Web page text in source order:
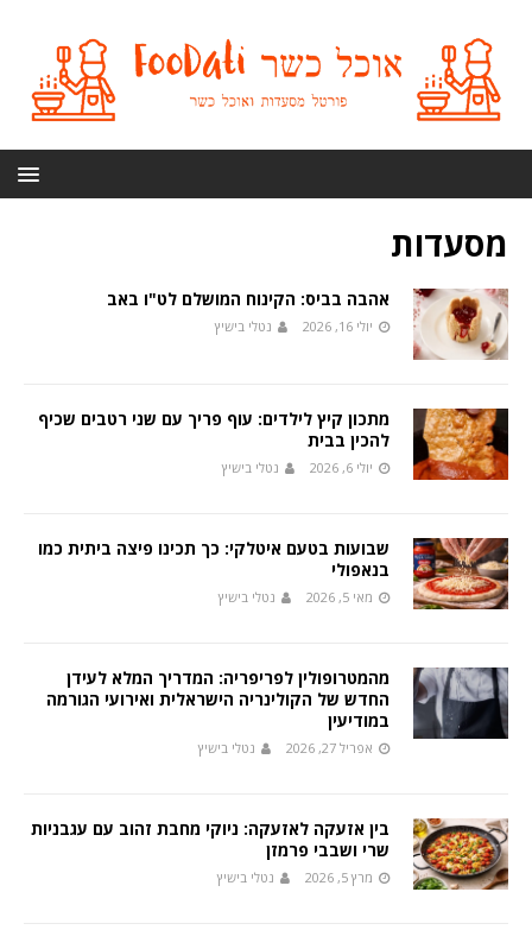
מסעדות
אהבה בביס: הקינוח המושלם לט"ו באב
יולי 16, 2026 נטלי בישיץ
מתכון קיץ לילדים: עוף פריך עם שני רטבים שכיף
להכין בבית
יולי 6, 2026 נטלי בישיץ
שבועות בטעם איטלקי: כך תכינו פיצה ביתית כמו
בנאפולי
מאי 5, 2026 נטלי בישיץ
מהמטרופולין לפריפריה: המדריך המלא לעידן
החדש של הקולינריה הישראלית ואירועי הגורמה
במודיעין
אפריל 27, 2026 נטלי בישיץ
בין אזעקה לאזעקה: ניוקי מחבת זהוב עם עגבניות
שרי ושבבי פרמזן
מרץ 5, 2026 נטלי בישיץ